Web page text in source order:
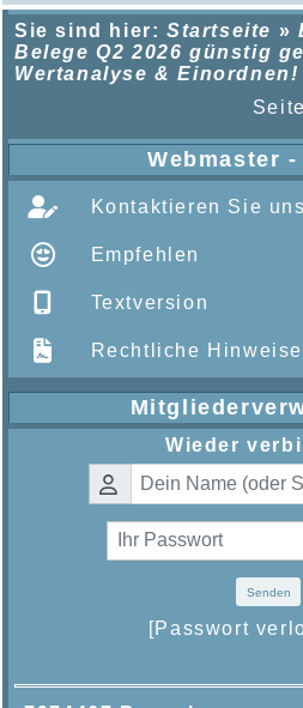
Sie sind hier: Startseite »
Belege Q2 2026 günstig
Wertanalyse & Einordnen!
Webmaster
Kontaktieren Sie uns
Empfehlen
Textversion
Rechtliche Hinweise
Wieder
Senden
[Passwort